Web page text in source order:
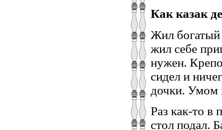
Как казак
Жил богатый
жил себе
нужен.
сидел и
дочки. Умом
Раз как-то в
стол подал.